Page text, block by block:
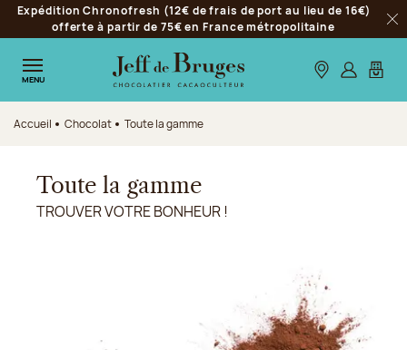
Aller à la navigation
Aller au contenu principal
Aller au pied de page
Expédition Chronofresh (12€ de frais de port au lieu de 16€)
offerte à partir de 75€ en France métropolitaine
MENU Nos boutiques
S’identifier
Mon
Accueil Chocolat Toute la gamme
Toute la gamme
TROUVER VOTRE BONHEUR !